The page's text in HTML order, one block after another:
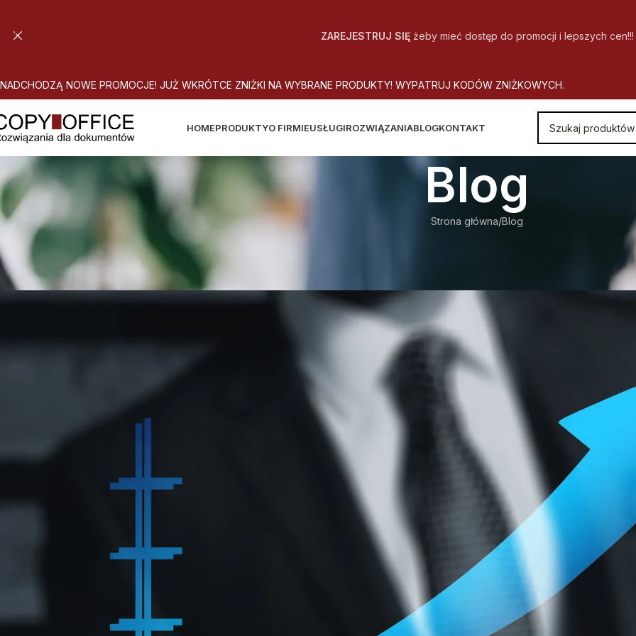
Skip to main content
ZAREJESTRUJ SIĘżeby mieć dostęp do promocji i lepszych cen!!!
NADCHODZĄ NOWE PROMOCJE! JUŻ WKRÓTCE ZNIŻKI NA WYBRANE PRODUKTY! WYPATRUJ KODÓW ZNIŻKOWYCH.
HOMEPRODUKTYO FIRMIEUSŁUGIROZWIĄZANIABLOGKONTAKT
Blog
Strona główna Blog
Pozytywny wizerunek największą wartością firmy